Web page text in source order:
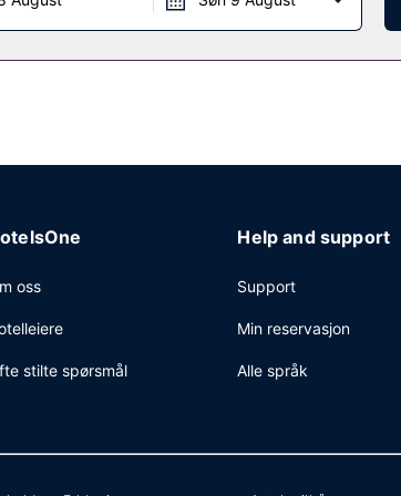
oss
stilte spørsmål
Help and support
Support
Min reservasjon
Alle språk